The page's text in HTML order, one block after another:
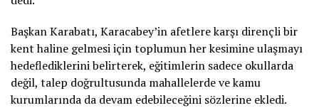
Başkan Karabatı, Karacabey’in afetlere karşı dirençli bir
kent haline gelmesi için toplumun her kesimine ulaşmayı
hedeflediklerini belirterek, eğitimlerin sadece okullarda
değil, talep doğrultusunda mahallelerde ve kamu
kurumlarında da devam edebileceğini sözlerine ekledi.